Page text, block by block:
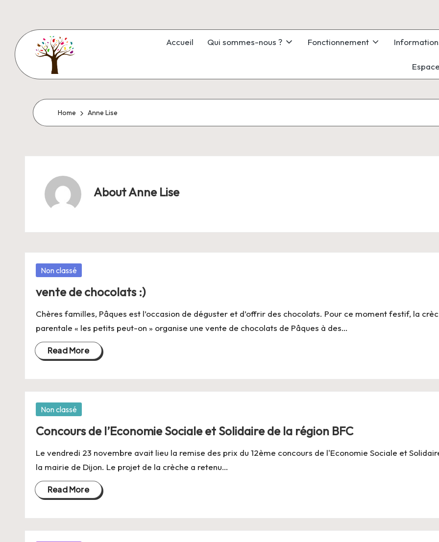
Accueil Qui sommes-nous ? Fonctionnement
Home Anne Lise
About Anne Lise
Posted
Non classé
vente de chocolats :)
Chères familles, Pâques est l’occasion de déguster et d’offrir des chocolats. Pour ce moment festif, la
parentale « les petits peut-on » organise une vente de chocolats de Pâques à des…
Read More
Posted
Non classé
Concours de l’Economie Sociale et Solidaire de la région BFC
Le vendredi 23 novembre avait lieu la remise des prix du 12ème concours de l'Economie Sociale et
la mairie de Dijon. Le projet de la crèche a retenu…
Read More